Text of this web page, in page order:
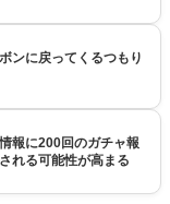
ンに戻ってくるつもり
報に200回のガチャ報
れる可能性が高まる